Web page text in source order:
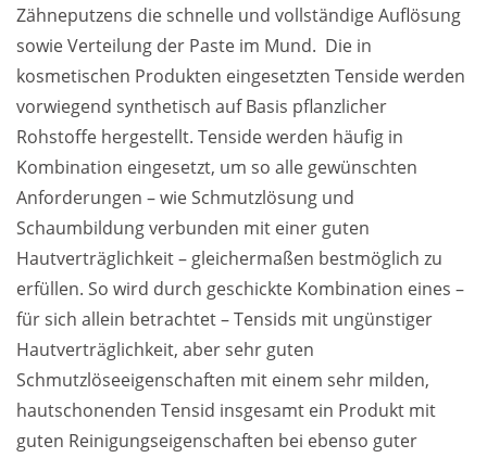
Zähneputzens die schnelle und vollständige Auflösung
sowie Verteilung der Paste im Mund.  Die in
kosmetischen Produkten eingesetzten Tenside werden
vorwiegend synthetisch auf Basis pflanzlicher
Rohstoffe hergestellt. Tenside werden häufig in
Kombination eingesetzt, um so alle gewünschten
Anforderungen – wie Schmutzlösung und
Schaumbildung verbunden mit einer guten
Hautverträglichkeit – gleichermaßen bestmöglich zu
erfüllen. So wird durch geschickte Kombination eines –
für sich allein betrachtet – Tensids mit ungünstiger
Hautverträglichkeit, aber sehr guten
Schmutzlöseeigenschaften mit einem sehr milden,
hautschonenden Tensid insgesamt ein Produkt mit
guten Reinigungseigenschaften bei ebenso guter